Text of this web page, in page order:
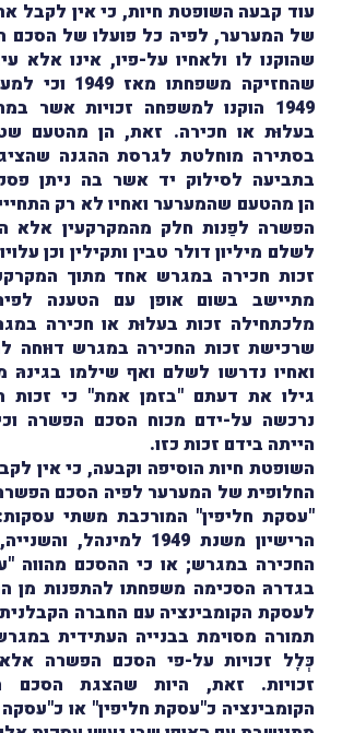
עוד קבעה השופטת חיות, כי אין לקבל
של המערער, לפיה כל פועלו של הסכם
שהוקנו לו ולאחיו על-פיו, אינו אלא
שהחזיקה
1949 הוקנו למשפחה זכויות אשר
בעלוּת או חכירה. זאת, הן מהטעם
בסתירה מוחלטת לגרסת ההגנה
הן מהטעם שהמערער ואחיו לא רק
הפשרה לפַנות חלק מהמקרקעין אלא
לשלם מיליון דולר טבין ותקילין וכן
זכות חכירה במגרש אחד מתוך
מתיישב בשום אופן עם הטענה
מלכתחילה זכות בעלוּת או חכירה
שרכישת זכות החכירה במגרש דוּוחה
ואחיו נדרשו לשלם ואף שילמו בגינהּ
גילו את דעתם "בזמן אמת" כי זכות
נרכשה על-ידם מכוח הסכם הפשרה
הייתה בידם זכות כזו.
השופטת חיות הוסיפה וקבעה, כי אין
החלופית של המערער לפיה הסכם
"עסקת חליפין" המורכבת משתי
הרישיון משנת 1949
החכירה במגרש; או כי ההסכם מהווה
בגדרהּ הסכימה משפחתו להתפנות מן
לעסקת הקומבינציה עם החברה
תמורה מסוימת בבנייה העתידית
כְּלָל זכויות על-פי הסכם הפשרה
זכויות. זאת, היות שהצגת הסכם
הקומבינציה כ"עסקת חליפין" או